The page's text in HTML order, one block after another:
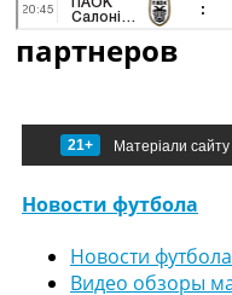
партнеров
21+ Матеріали
Новости футбола
Новости
Видео обзоры